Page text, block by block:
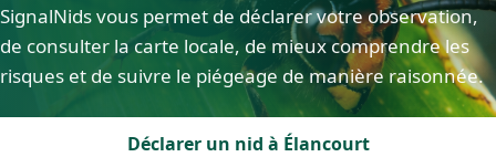
SignalNids vous permet de déclarer votre observation,
de consulter la carte locale, de mieux comprendre les
risques et de suivre le piégeage de manière raisonnée.
Déclarer un nid à Élancourt